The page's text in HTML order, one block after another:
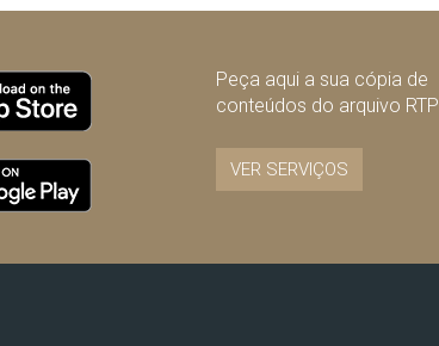
Peça aqui a sua cópia de
conteúdos do arquivo RTP
VER SERVIÇOS